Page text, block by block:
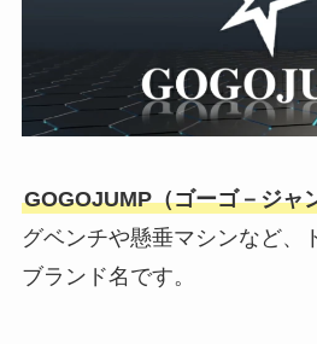
GOGOJUMP（ゴーゴ－ジャ
グベンチや懸垂マシンなど、
ブランド名です。